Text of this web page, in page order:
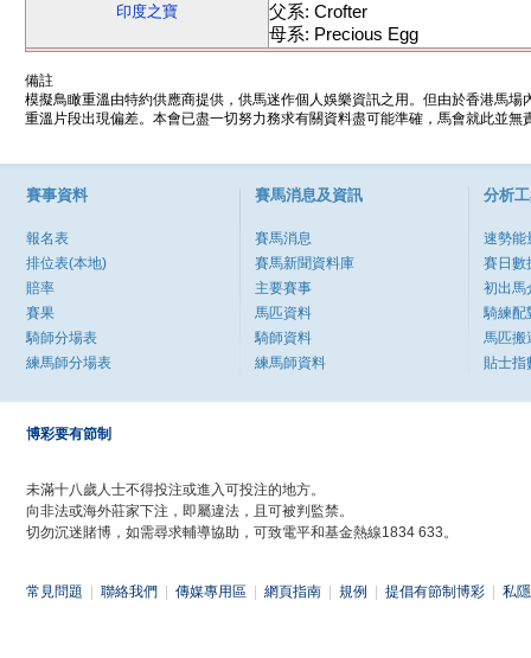
印度之寶
父系: Crofter
母系: Precious Egg
備註
模擬鳥瞰重溫由特約供應商提供，供馬迷作個人娛樂資訊之用。但由於香港馬
重溫片段出現偏差。本會已盡一切努力務求有關資料盡可能準確，馬會就此並
賽事資料
報名表
排位表(本地)
賠率
賽果
騎師分場表
練馬師分場表
賽馬消息及資訊
賽馬消息
賽馬新聞資料庫
主要賽事
馬匹資料
騎師資料
練馬師資料
分析
速勢能
賽日數
初出馬
騎練配
馬匹搬
貼士指
博彩要有節制
未滿十八歲人士不得投注或進入可投注的地方。
向非法或海外莊家下注，即屬違法，且可被判監禁。
切勿沉迷賭博，如需尋求輔導協助，可致電平和基金熱線1834 633。
常見問題 聯絡我們 傳媒專用區 網頁指南 規例 提倡有節制博彩 私